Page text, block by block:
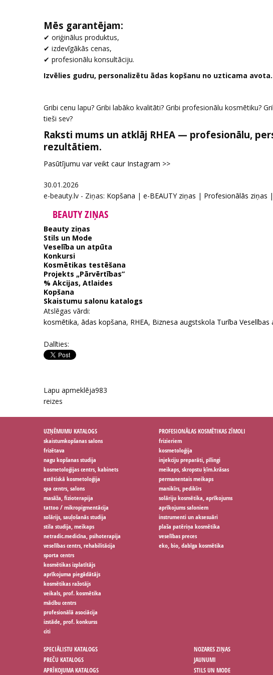
Mēs garantējam:
✔ oriģinālus produktus,
✔ izdevīgākās cenas,
✔ profesionālu konsultāciju.
Izvēlies gudru, personalizētu ādas kopšanu no uzticama avota.
Gribi cenu lapu? Gribi labāko kvalitāti? Gribi profesionālu kosmētiku?
tieši sev?
Raksti mums un atklāj RHEA — profesionālu,
rezultātiem.
Pasūtījumu var veikt caur Instagram >>
30.01.2026
e-beauty.lv - Ziņas: Kopšana | e-BEAUTY ziņas | Profesionālās ziņas |
BEAUTY ZIŅAS
Beauty ziņas
Stils un Mode
Veselība un atpūta
Konkursi
Kosmētikas testēšana
Projekts „Pārvērtības”
% Akcijas, Atlaides
Kopšana
Skaistumu salonu katalogs
Atslēgas vārdi:
kosmētika, ādas kopšana, RHEA, Biznesa augstskola Turība Veselības
Dalīties:
Lapu apmeklēja983
reizes
UZŅĒMUMU KATALOGS
skaistumkopšanas salons
frizētava
nagu kopšanas studija
kosmetoloģijas centrs, kabinets
estētiskā kosmetoloģija
spa centrs, salons
masāža, fizioterapija
tattoo / mikropigmentācija
solārijs, sauļošanās studija
stila studija, meikaps
netradic.medicīna, psihoterapija
veselības centrs, rehabilitācija
sporta centrs
kosmētikas izplatītājs
aprīkojuma piegādātājs
kosmētikas ražotājs
veikals, prof. kosmētika
mācību centrs
profesionālā asociācija
izstāde, prof. konkurss
citi
PROFESIONĀLAS KOSMĒTIKAS ZĪMOLI
frizieriem
kosmetoloģija
injekciju preparāti, pīlingi
meikaps, skropstu ķīm.krāsas
permanentais meikaps
manikīrs, pedikīrs
solāriju kosmētika, aprīkojums
aprīkojums saloniem
instrumenti un aksesuāri
plaša patēriņa kosmētika
veselības preces
eko, bio, dabīga kosmētika
SPECIĀLISTU KATALOGS
PREČU KATALOGS
APRĪKOJUMA KATALOGS
NOZARES ZIŅAS
JAUNUMI
STILS UN MODE